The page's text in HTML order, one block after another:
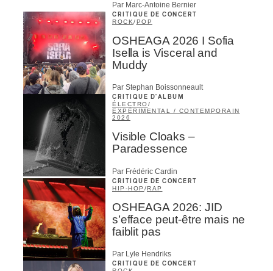
Par Marc-Antoine Bernier
CRITIQUE DE CONCERT
ROCK/POP
OSHEAGA 2026 I Sofia
Isella is Visceral and
Muddy
Par Stephan Boissonneault
CRITIQUE D'ALBUM
ÉLECTRO/
EXPÉRIMENTAL / CONTEMPORAIN
2026
Visible Cloaks –
Paradessence
Par Frédéric Cardin
CRITIQUE DE CONCERT
HIP-HOP /RAP
OSHEAGA 2026: JID
s’efface peut-être mais ne
faiblit pas
Par Lyle Hendriks
CRITIQUE DE CONCERT